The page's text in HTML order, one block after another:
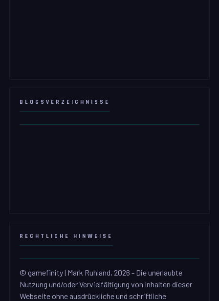
BLOGSVERZEICHNISSE
RECHTLICHE HINWEISE
© gamefinity | Mark Ruhland, 2026 - Die unerlaubte
Nutzung und/oder Vervielfältigung von Inhalten dieser
Webseite ohne ausdrückliche und schriftliche